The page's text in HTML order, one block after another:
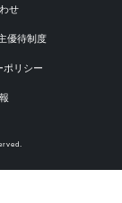
せ
優待制度
ポリシー